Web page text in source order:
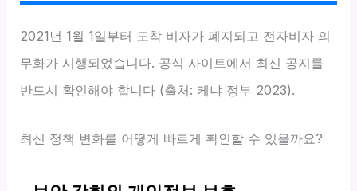
2021년 1월 1일부터 도착 비자가 폐지되고 전자비자 의
무화가 시행되었습니다. 공식 사이트에서 최신 공지를
반드시 확인해야 합니다 (출처: 케냐 정부 2023).
최신 정책 변화를 어떻게 빠르게 확인할 수 있을까요?